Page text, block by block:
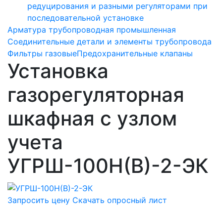
редуцирования и разными регуляторами при
последовательной установке
Арматура трубопроводная промышленная
Соединительные детали и элементы трубопровода
Фильтры газовыеПредохранительные клапаны
Установка
газорегуляторная
шкафная с узлом
учета
УГРШ-100Н(В)-2-ЭК
Запросить цену Скачать опросный лист